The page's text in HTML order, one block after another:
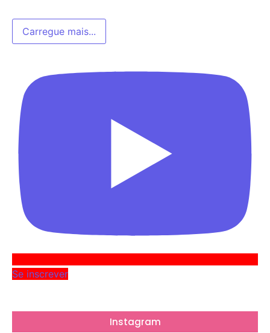
Carregue mais...
Se inscrever
Instagram